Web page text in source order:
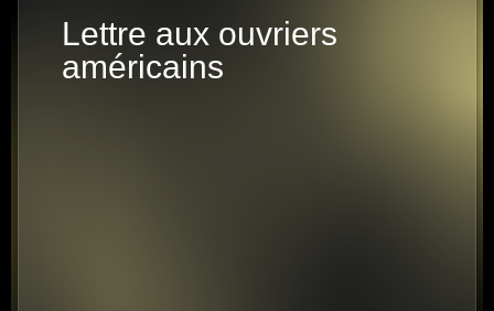
Lettre aux ouvriers
américains